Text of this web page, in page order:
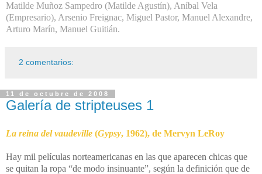
Matilde Muñoz Sampedro (Matilde Agustín), Aníbal Vela
(Empresario), Arsenio Freignac, Miguel Pastor, Manuel Alexandre,
Arturo Marín, Manuel Guitián.
2 comentarios:
11 de octubre de 2008
Galería de stripteuses 1
La reina del vaudeville (Gypsy, 1962), de Mervyn LeRoy
Hay mil películas norteamericanas en las que aparecen chicas que
se quitan la ropa “de modo insinuante”, según la definición que de